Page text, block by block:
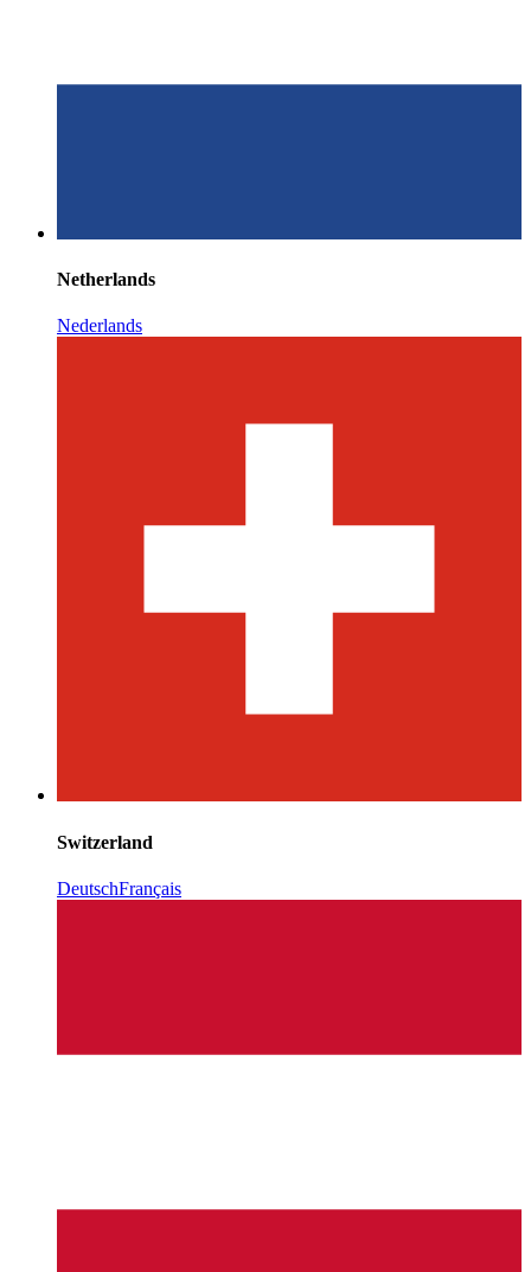
Netherlands
Nederlands
Switzerland
DeutschFrançais